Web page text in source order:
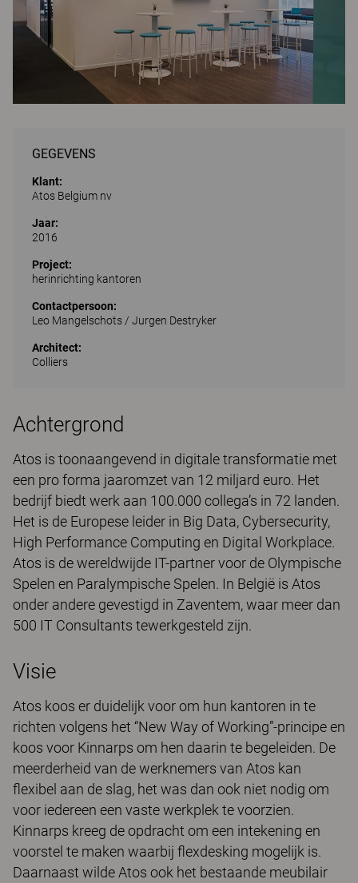
GEGEVENS
Klant:
Atos Belgium nv
Jaar:
2016
Project:
herinrichting kantoren
Contactpersoon:
Leo Mangelschots / Jurgen Destryker
Architect:
Colliers
Achtergrond
Atos is toonaangevend in digitale transformatie met
een pro forma jaaromzet van 12 miljard euro. Het
bedrijf biedt werk aan 100.000 collega’s in 72 landen.
Het is de Europese leider in Big Data, Cybersecurity,
High Performance Computing en Digital Workplace.
Atos is de wereldwijde IT-partner voor de Olympische
Spelen en Paralympische Spelen. In België is Atos
onder andere gevestigd in Zaventem, waar meer dan
500 IT Consultants tewerkgesteld zijn.
Visie
Atos koos er duidelijk voor om hun kantoren in te
richten volgens het “New Way of Working”-principe en
koos voor Kinnarps om hen daarin te begeleiden. De
meerderheid van de werknemers van Atos kan
flexibel aan de slag, het was dan ook niet nodig om
voor iedereen een vaste werkplek te voorzien.
Kinnarps kreeg de opdracht om een intekening en
voorstel te maken waarbij flexdesking mogelijk is.
Daarnaast wilde Atos ook het bestaande meubilair